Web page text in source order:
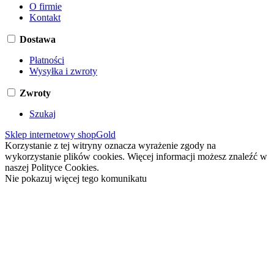
O firmie
Kontakt
Dostawa
Płatności
Wysyłka i zwroty
Zwroty
Szukaj
Sklep internetowy shopGold
Korzystanie z tej witryny oznacza wyrażenie zgody na
wykorzystanie plików cookies. Więcej informacji możesz znaleźć w
naszej Polityce Cookies.
Nie pokazuj więcej tego komunikatu